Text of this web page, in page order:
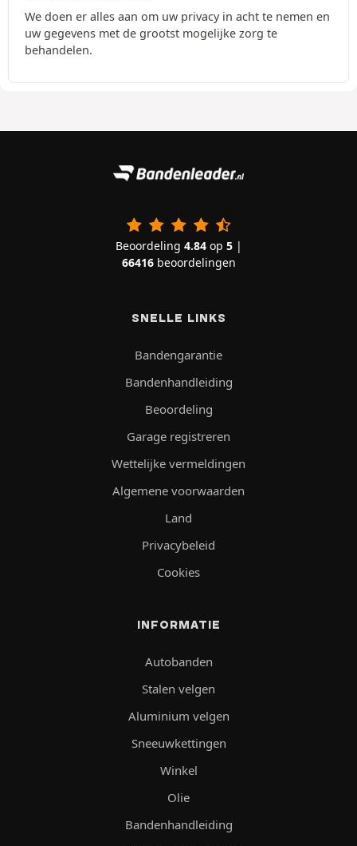
We doen er alles aan om uw privacy in acht te nemen en
uw gegevens met de grootst mogelijke zorg te
behandelen.
Beoordeling 4.84op 5|
66416beoordelingen
SNELLE LINKS
Bandengarantie
Bandenhandleiding
Beoordeling
Garage registreren
Wettelijke vermeldingen
Algemene voorwaarden
Land
Privacybeleid
Cookies
INFORMATIE
Autobanden
Stalen velgen
Aluminium velgen
Sneeuwkettingen
Winkel
Olie
Bandenhandleiding